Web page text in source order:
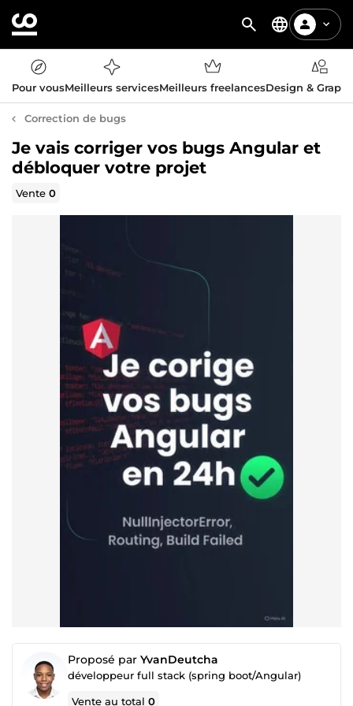
Pour vousMeilleurs servicesMeilleurs freelancesDesign &
Correction de bugs
Je vais corriger vos bugs Angular et
débloquer votre projet
Vente0
Proposé par YvanDeutcha
développeur full stack (spring boot/Angular)
Vente au total0